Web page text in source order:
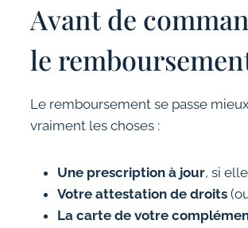
Avant de
le
Le remboursement se passe
vraiment les choses :
Une prescription à jour, si
Votre attestation de droits
La carte de votre